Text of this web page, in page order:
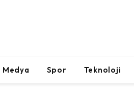
Medya Spor Teknoloji